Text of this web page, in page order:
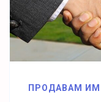
ПРОДАВАМ